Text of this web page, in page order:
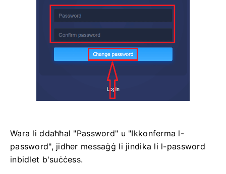
Wara li ddaħħal "Password" u "Ikkonferma l-
password", jidher messaġġ li jindika li l-password
inbidlet b'suċċess.